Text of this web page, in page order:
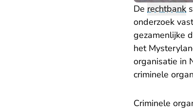
De rechtbank
onderzoek
gezamenlijke
het
organisatie in
criminele
Criminele